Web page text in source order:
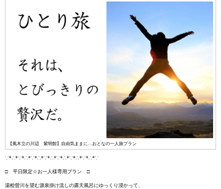
【風木立の川辺 紫明館】自由気ままに…おとなの一人旅プラン
∵*∴*∵*∴*∵*∴*∵*∴*∵*∴*∵*∴*∵*∴*∵
□ 平日限定☆お一人様専用プラン □
湯桧曽川を望む源泉掛け流しの露天風呂にゆっくり浸かって、